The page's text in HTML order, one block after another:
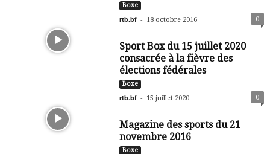
Boxe
rtb.bf - 18 octobre 2016 0
Sport Box du 15 juillet 2020
consacrée à la fièvre des
élections fédérales
Boxe
rtb.bf - 15 juillet 2020 0
Magazine des sports du 21
novembre 2016
Boxe